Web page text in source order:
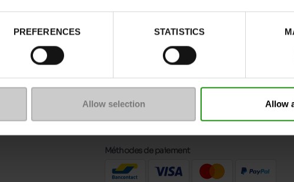
PREFERENCES STATISTICS
Allow selection Allow
Nous suivre
Méthodes de paiement